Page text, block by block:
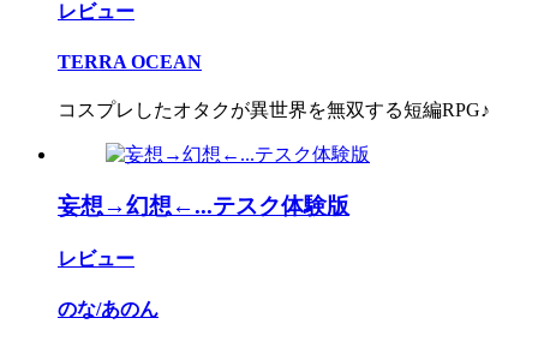
レビュー
TERRA OCEAN
コスプレしたオタクが異世界を無双する短編RPG♪
妄想→幻想←...テスク体験版
レビュー
のな/あのん